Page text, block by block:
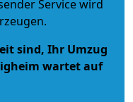
Service wird
sind, Ihr Umzug
wartet auf